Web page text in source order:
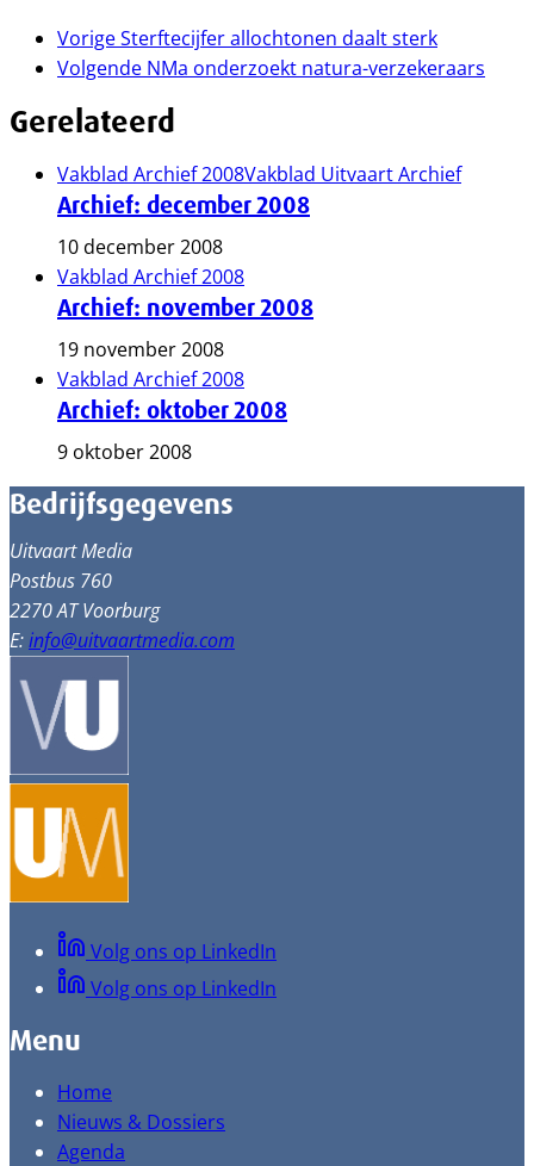
VorigeSterftecijfer allochtonen daalt sterk
Volgende NMa onderzoekt natura-verzekeraars
Gerelateerd
Vakblad Archief 2008Vakblad Uitvaart Archief
Archief: december 2008
10 december 2008
Vakblad Archief 2008
Archief: november 2008
19 november 2008
Vakblad Archief 2008
Archief: oktober 2008
9 oktober 2008
Bedrijfsgegevens
Uitvaart Media
Postbus 760
2270 AT Voorburg
E:info@uitvaartmedia.com
Volg ons op LinkedIn
Volg ons op LinkedIn
Menu
Home
Nieuws & Dossiers
Agenda